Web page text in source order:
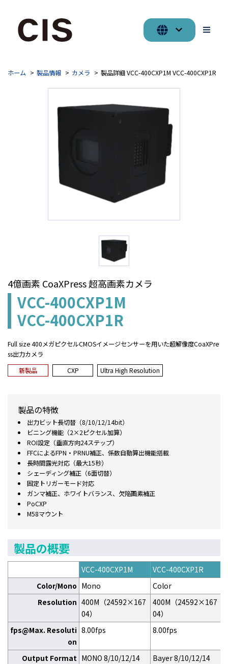
ホーム 製品情報 カメラ 製品詳細 VCC-400CXP1M VCC-400CXP1R
4億画素 CoaXPress 超高画素カメラ
VCC-400CXP1M
VCC-400CXP1R
Full size 400メガピクセルCMOSイメージセンサーを用いた超解像度CoaXPre
ss出力カメラ
新製品
CXP Ultra High Resolution
製品の特徴
出力ビット長切替（8/10/12/14bit）
ビニング機能（2×2ピクセル加算）
ROI設定（垂直方向24ステップ）
FFCによるFPN・PRNU補正、係数自動算出機能搭載
長時間露光対応（最大15秒）
シェーディング補正（6面切替）
固定トリガーモード対応
ガンマ補正、ホワイトバランス、欠陥画素補正
PoCXP
M58マウント
製品の概要
VCC-400CXP1M
VCC-400CXP1R
Color/Mono Mono
Color
Resolution 400M（24592×167
04）
400M（24592×167
04）
fps@Max. Resoluti
on
8.00fps 8.00fps
Output Format MONO 8/10/12/14
Bayer 8/10/12/14